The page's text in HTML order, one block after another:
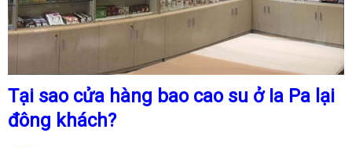
Tại sao cửa hàng bao cao su ở Ia Pa lại
đông khách?